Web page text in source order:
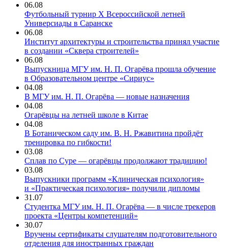
06.08
Футбольный турнир X Всероссийской летней
Универсиады в Саранске
06.08
Институт архитектуры и строительства принял участие
в создании «Сквера строителей»
06.08
Выпускница МГУ им. Н. П. Огарёва прошла обучение
в Образовательном центре «Сириус»
04.08
В МГУ им. Н. П. Огарёва — новые назначения
04.08
Огарёвцы на летней школе в Китае
04.08
В Ботаническом саду им. В. Н. Ржавитина пройдёт
тренировка по гибкости!
03.08
Сплав по Суре — огарёвцы продолжают традицию!
03.08
Выпускники программ «Клиническая психология»
и «Практическая психология» получили дипломы
31.07
Студентка МГУ им. Н. П. Огарёва — в числе трекеров
проекта «Центры компетенций»
30.07
Вручены сертификаты слушателям подготовительного
отделения для иностранных граждан